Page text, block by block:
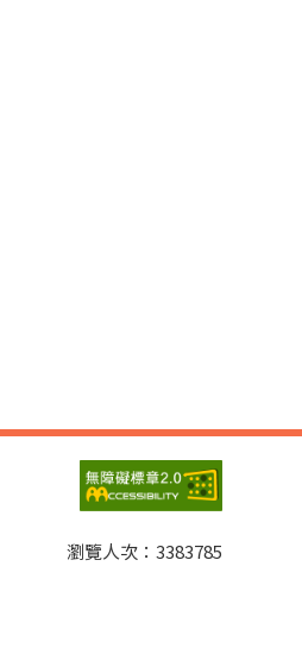
瀏覽人次： 3383785